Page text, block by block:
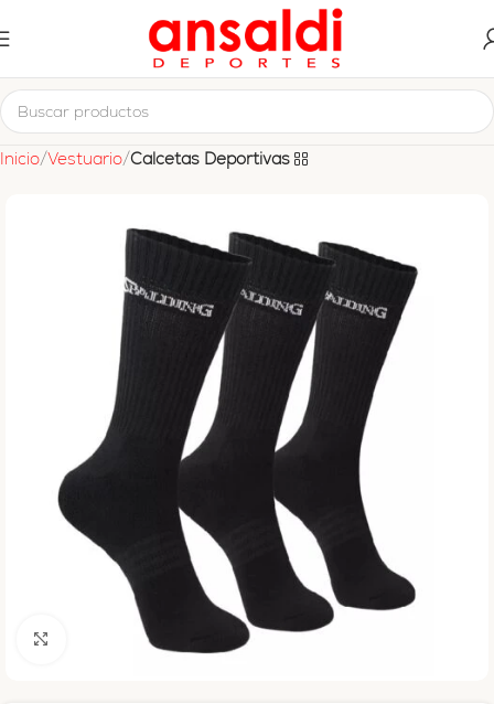
Inicio Vestuario Calcetas Deportivas
Haga clic para ampliar